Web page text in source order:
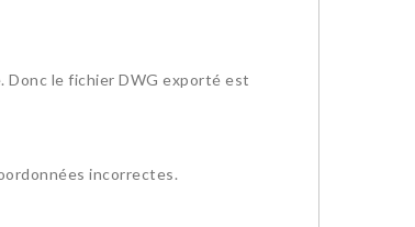
Donc le fichier DWG exporté est
incorrectes.